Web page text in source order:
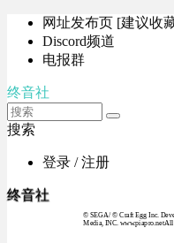
网址发布页 [建议收
Discord频道
电报群
终音社
搜索
登录 / 注册
终音社
© SEGA / © Craft Egg Inc.
Media, INC. www.piapro.netAll